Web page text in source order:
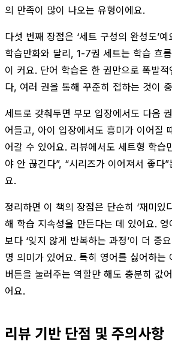
의 만족이 많이 나오는 유형이에요.
다섯 번째 장점은 ‘세트 구성의 완성도’
학습만화와 달리, 1-7권 세트는 학습 흐
이 커요. 단어 학습은 한 권만으로 폭발
다, 여러 권을 통해 꾸준히 접하는 것이
세트로 갖춰두면 부모 입장에서도 다음
어들고, 아이 입장에서도 흥미가 이어질
어갈 수 있어요. 리뷰에서도 세트형 학습
야 안 끊긴다”, “시리즈가 이어져서 좋다
요.
정리하면 이 책의 장점은 단순히 ‘재미있
해 학습 지속성을 만든다는 데 있어요.
보다 ‘잊지 않게 반복하는 과정’이 더 중
명 의미가 있어요. 특히 영어를 싫어하는
버튼을 눌러주는 역할만 해도 충분히 값
어요.
리뷰 기반 단점 및 주의사항